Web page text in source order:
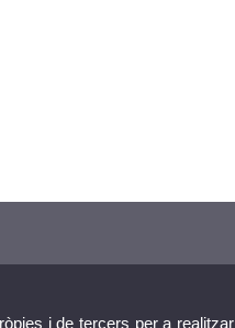
i de tercers per a realitzar